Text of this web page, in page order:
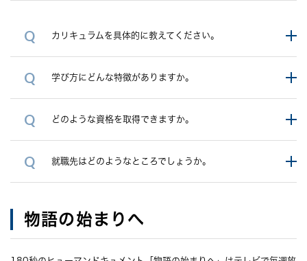
カリキュラムを具体的に教えてください。
学び方にどんな特徴がありますか。
どのような資格を取得できますか。
就職先はどのようなところでしょうか。
物語の始まりへ